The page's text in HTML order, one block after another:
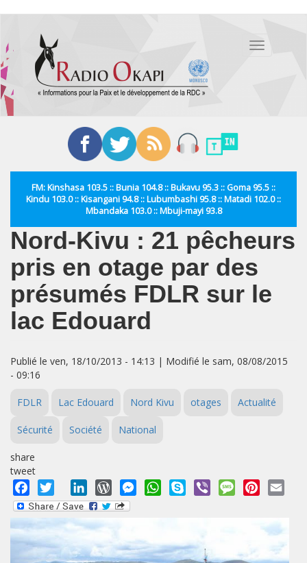
contenu
principal
Toggle
FM: Kinshasa 103.5 :: Bunia 104.8 :: Bukavu 95.3 :: Goma 95.5 ::
Kindu 103.0 :: Kisangani 94.8 :: Lubumbashi 95.8 :: Matadi 102.0 ::
Mbandaka 103.0 :: Mbuji-mayi 93.8
Nord-Kivu : 21 pêcheurs
pris en otage par des
présumés FDLR sur le
lac Edouard
Publié le ven, 18/10/2013 - 14:13 | Modifié le sam, 08/08/2015
- 09:16
FDLR Lac Edouard Nord Kivu otages Actualité
Sécurité Société National
share
tweet
Facebook
Twitter LinkedInWordPressMessengerWhatsApp
Skype Viber MessagePinterest